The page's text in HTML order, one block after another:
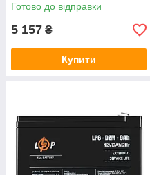
Готово до відправки
5 157 ₴
Купити